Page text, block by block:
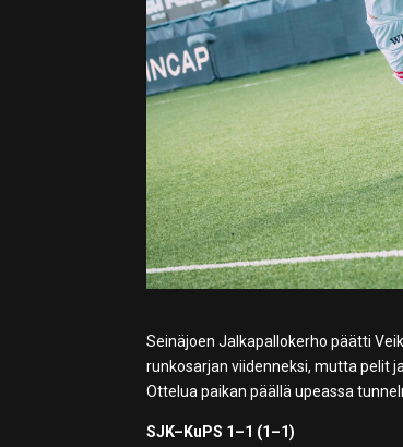
Seinäjoen Jalkapallokerho päätti
runkosarjan viidenneksi, mutta pelit
Ottelua paikan päällä upeassa
SJK–KuPS 1–1 (1–1)